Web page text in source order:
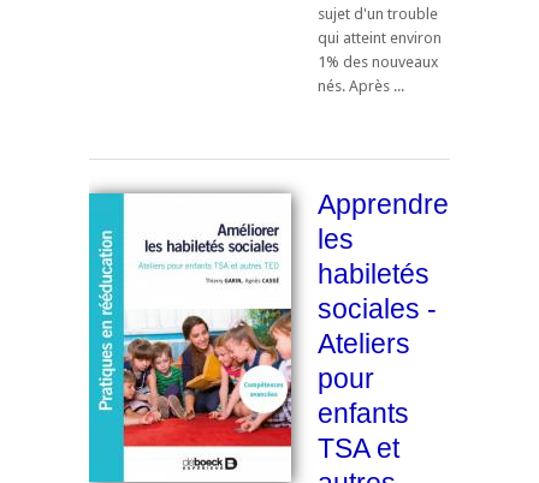
sujet d'un trouble
qui atteint environ
1% des nouveaux
nés. Après ...
Apprendre
les
habiletés
sociales -
Ateliers
pour
enfants
TSA et